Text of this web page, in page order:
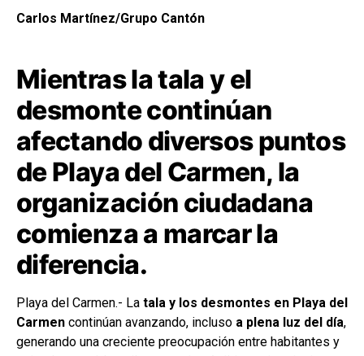
Carlos Martínez/Grupo Cantón
Mientras la tala y el
desmonte continúan
afectando diversos puntos
de Playa del Carmen, la
organización ciudadana
comienza a marcar la
diferencia.
Playa del Carmen.- La tala y los desmontes en Playa del
Carmen continúan avanzando, incluso a plena luz del día,
generando una creciente preocupación entre habitantes y